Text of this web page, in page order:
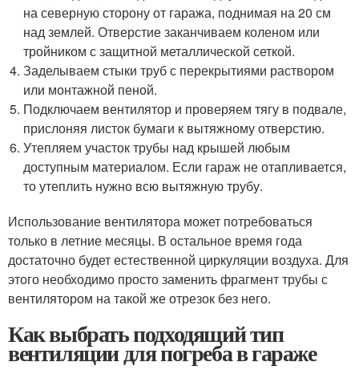
на северную сторону от гаража, поднимая на 20 см
над землей. Отверстие заканчиваем коленом или
тройником с защитной металлической сеткой.
Заделываем стыки труб с перекрытиями раствором
или монтажной пеной.
Подключаем вентилятор и проверяем тягу в подвале,
прислоняя листок бумаги к вытяжному отверстию.
Утепляем участок трубы над крышей любым
доступным материалом. Если гараж не отапливается,
то утеплить нужно всю вытяжную трубу.
Использование вентилятора может потребоваться
только в летние месяцы. В остальное время года
достаточно будет естественной циркуляции воздуха. Для
этого необходимо просто заменить фрагмент трубы с
вентилятором на такой же отрезок без него.
Как выбрать подходящий тип
вентиляции для погреба в гараже